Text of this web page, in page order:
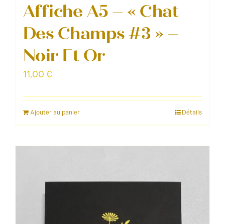
Affiche A5 – « Chat
Des Champs #3 » –
Noir Et Or
11,00 €
Ajouter au panier Détails